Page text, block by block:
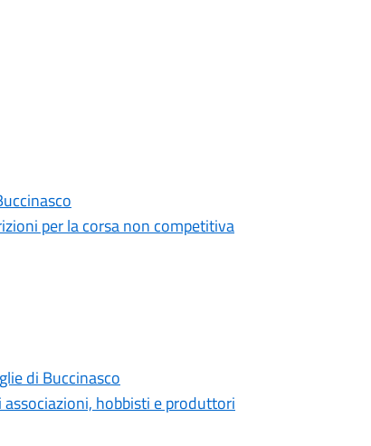
per la corsa non competitiva
di Buccinasco
hobbisti e produttori